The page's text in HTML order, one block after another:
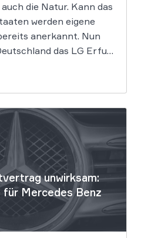
die Natur. Kann das
werden eigene
anerkannt. Nun
das LG Erfurt
Und das
Diesel-Abgasskandal-
BMW […]
unwirksam:
für Mercedes Benz